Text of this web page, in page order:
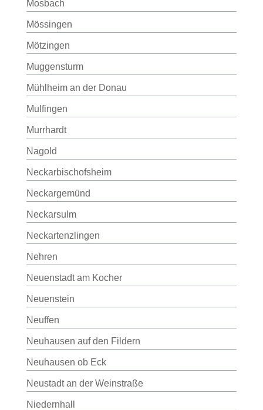
Mosbach
Mössingen
Mötzingen
Muggensturm
Mühlheim an der Donau
Mulfingen
Murrhardt
Nagold
Neckarbischofsheim
Neckargemünd
Neckarsulm
Neckartenzlingen
Nehren
Neuenstadt am Kocher
Neuenstein
Neuffen
Neuhausen auf den Fildern
Neuhausen ob Eck
Neustadt an der Weinstraße
Niedernhall